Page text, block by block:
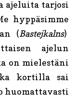
ajeluita tarjosi
hyppäsimme
(Bastejkalns)
ajelun
on mielestäni
kortilla sai
huomattavasti